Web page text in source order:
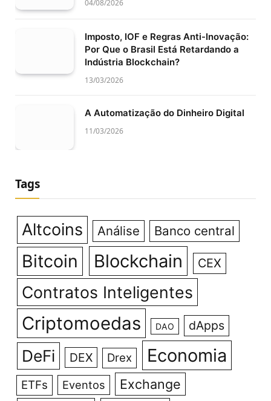
04/08/2026
Imposto, IOF e Regras Anti-Inovação:
Por Que o Brasil Está Retardando a
Indústria Blockchain?
13/03/2026
A Automatização do Dinheiro Digital
11/03/2026
Tags
Altcoins Análise Banco central
Bitcoin Blockchain CEX
Contratos Inteligentes
Criptomoedas DAO dApps
DeFi DEX Drex Economia
ETFs Eventos Exchange